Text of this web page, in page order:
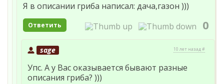
Я в описании гриба написал: дача,газон )))
Ответить 0
sage 10 лет назад #
Упс. А у Вас оказывается бывают разные
описания гриба? )))